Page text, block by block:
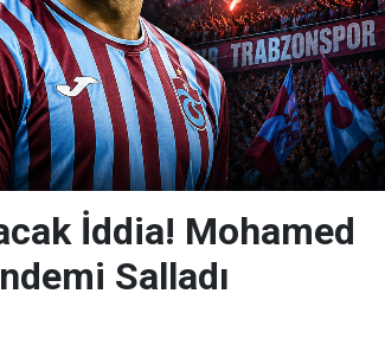
İddia! Mohamed
Salladı